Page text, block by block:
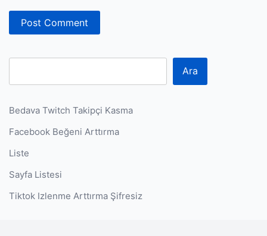
Ara
Bedava Twitch Takipçi Kasma
Facebook Beğeni Arttırma
Liste
Sayfa Listesi
Tiktok Izlenme Arttırma Şifresiz